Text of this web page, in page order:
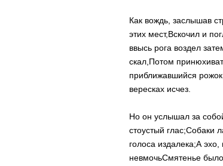
Как вождь, заслышав
этих мест,Вскочил и
ввысь рога воздел
скал, Потом
приближавшийся рожок,
вересках исчез.
Но он услышал за
стоустый глас;Собаки
голоса издалека;А эхо,
невмочьСмятенье было